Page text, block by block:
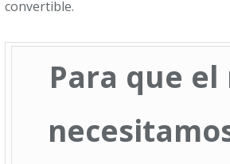
convertible.
Para que